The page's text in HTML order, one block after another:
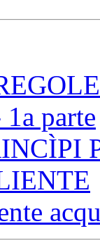
parte